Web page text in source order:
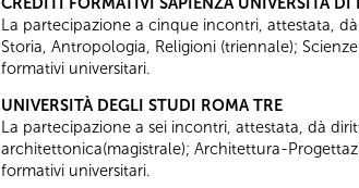
La partecipazione a cinque incontri, attestata,
Storia, Antropologia, Religioni (triennale);
formativi universitari.
UNIVERSITÀ DEGLI STUDI ROMA TRE
La partecipazione a sei incontri, attestata, dà
architettonica(magistrale); Architettura-
formativi universitari.